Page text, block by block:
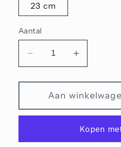
23 cm
Aantal
Aantal
voor
Startersarmband
Kastanje
Aantal
voor
Kastanje
Aan